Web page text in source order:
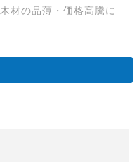
木材の品薄・価格高騰に